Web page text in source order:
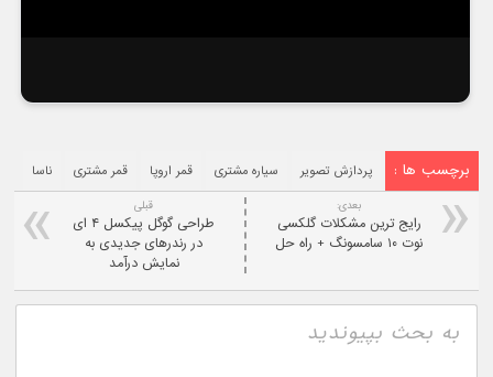
برچسب ها : پردازش تصویر سیاره مشتری قمر اروپا قمر مشتری ناسا
قبلی
طراحی گوگل پیکسل ۴ ای
در رندرهای جدیدی به
نمایش درآمد
بعدی:
رایج ترین مشکلات گلکسی
نوت ۱۰ سامسونگ + راه حل